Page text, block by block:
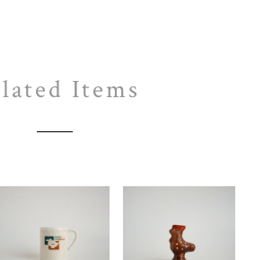
Items